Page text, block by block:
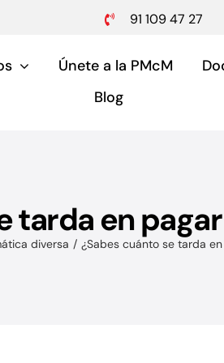
91 109 47 27
Pymes y
Únete a la PMcM
Blog
tarda en
diversa ¿Sabes cuánto se tarda